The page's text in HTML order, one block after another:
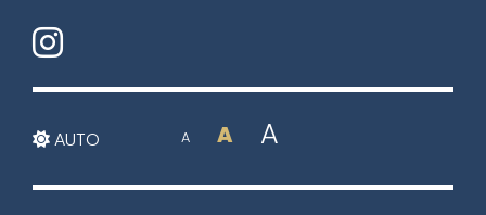
AUTO A A A